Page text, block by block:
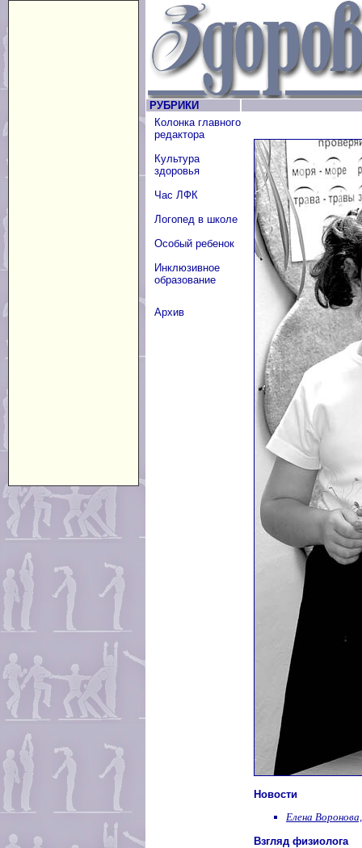
РУБРИКИ
Колонка главного
редактора
Культура
здоровья
Час ЛФК
Логопед в школе
Особый ребенок
Инклюзивное
образование
Архив
Новости
Елена
Взгляд физиолога